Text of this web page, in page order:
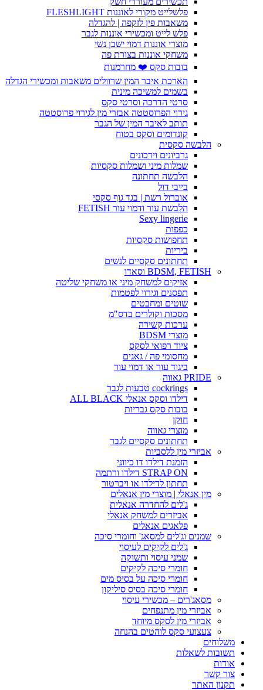
פלשלייט מקורי לאוננות FLESHLIGHT
משאבות פין לזקפה | להגדלה
פלש לייט ומכשירי אוננות לגבר
מוצרי אוננות דמוי ישבן נשי
משחקי אוננות בצורת פה
בובות סקס ❤️ מחרמנות
הארכת איבר המין שרוולים משאבות ומכשירי הגדלה
בשמים למשיכה מינית
סרטי הדרכה וסרטי סקס
גירוי הפרוסטטה אבזרי מין לגירוי פרוסטטה
תותב לאיבר המין של הגבר
קונדומים וסקס בטוח
הלבשה סקסית
גרביונים וירכונים
שמלות מיני ושמלות סקסיות
הלבשה תחתונה
בייבי דול
אוברול רשת | בגד גוף סקסי
הלבשת עור ודמוי עור FETISH
Sexy lingerie
כפפות
תחפושות סקסיות
ביריות
תחתונים סקסיים לנשים
BDSM, FETISH וסאדו
אזיקים למשחק מיני או משחקי שליטה
תפסנים וגירוי לפטמות
שוטים ומחבטים
מסכות וקולרים בדס"מ
ערכות קשירה
מוצרי BDSM
ציוד רפואי לסקס
מחסומי פה / גאגים
ביגוד עור או דמוי עור
PRIDE גאווה
cockrings טבעות לגבר
דילדו וסקס אנאלי ALL BLACK
בובות סקס גבריות
חוקן
מוצרי גאווה
תחתונים סקסיים לגבר
אביזרי מין ללסביות
הזמנת דילדו דו כיווני
STRAP ON דילדו ורתמה
תחתון לדילדו או ויברטור
מין אנאלי | מוצרי מין אנאלים
ג'לים להחדרה אנאלית
אביזרים למשחק אנאלי
פלאגים אנאלים
שמנים וג'לים למסאג' וחומרי סיכה
ג'לים לקיקים לעיסוי
שמני עיסוי ותשוקה
חומרי סיכה לקיקים
חומרי סיכה על בסיס מים
חומרי סיכה בסיס סיליקון
מסאג'רים – מכשירי עיסוי
אביזרי מין מתנפחים
אביזרי מין לסקס מיוחד
צעצועי סקס לוהטים בהנחה
משלוחים
תשובות לשאלות
אודות
צור קשר
תקנון האתר